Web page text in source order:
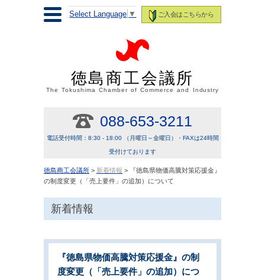
ご入会はこちらから
Select Language ▼
徳島商工会議所
The Tokushima Chamber of Commerce and Industry
088-653-3211
電話受付時間：8:30 - 18:00 （月曜日～金曜日）・FAXは24時間
受付けております
徳島商工会議所 > 新着情報 > 『徳島県物価高騰対策応援金』
の制度変更（「売上要件」の追加）について
新着情報
『徳島県物価高騰対策応援金』の制
度変更（「売上要件」の追加）につ